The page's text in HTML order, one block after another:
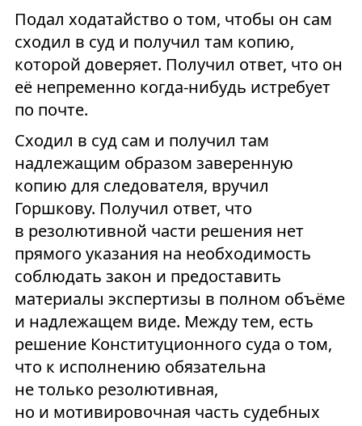
Подал ходатайство о том, чтобы он сам
сходил в суд и получил там копию,
которой доверяет. Получил ответ, что он
её непременно когда-нибудь истребует
по почте.
Сходил в суд сам и получил там
надлежащим образом заверенную
копию для следователя, вручил
Горшкову. Получил ответ, что
в резолютивной части решения нет
прямого указания на необходимость
соблюдать закон и предоставить
материалы экспертизы в полном объёме
и надлежащем виде. Между тем, есть
решение Конституционного суда о том,
что к исполнению обязательна
не только резолютивная,
но и мотивировочная часть судебных